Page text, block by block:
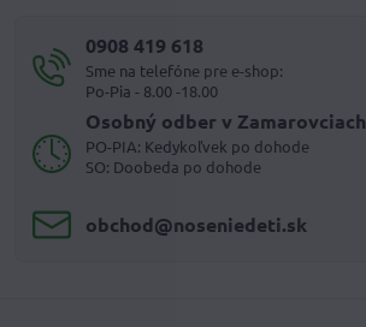
0908 419 618
Sme na telefóne pre e-shop:
Po-Pia - 8.00 -18.00
Osobný odber v Zamarovciach
PO-PIA: Kedykoľvek po dohode
SO: Doobeda po dohode
obchod​@noseniedeti​.sk